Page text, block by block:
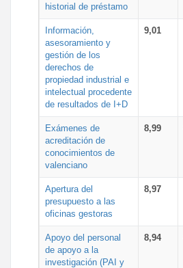
historial de préstamo
Información,
asesoramiento y
gestión de los
derechos de
propiedad industrial e
intelectual procedente
de resultados de I+D
9,01
Exámenes de
acreditación de
conocimientos de
valenciano
8,99
Apertura del
presupuesto a las
oficinas gestoras
8,97
Apoyo del personal
de apoyo a la
investigación (PAI y
8,94